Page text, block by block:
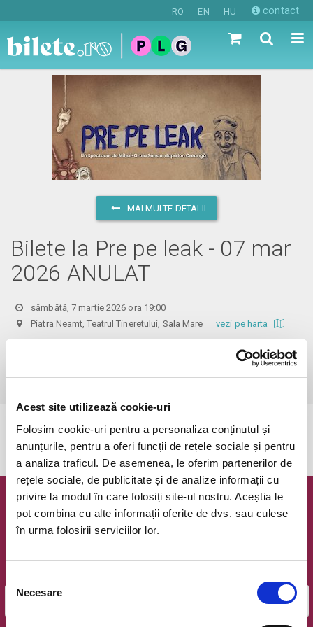
Acest site utilizează cookie-uri
Folosim cookie-uri pentru a personaliza conținutul și
anunțurile, pentru a oferi funcții de rețele sociale și pentru
a analiza traficul. De asemenea, le oferim partenerilor de
rețele sociale, de publicitate și de analize informații cu
privire la modul în care folosiți site-ul nostru. Aceștia le
pot combina cu alte informații oferite de dvs. sau culese
în urma folosirii serviciilor lor.
consimțământului
Necesare
RO EN HU contact
MAI MULTE DETALII
Bilete la Pre pe leak - 07 mar
2026 ANULAT
sâmbătă, 7 martie 2026 ora 19:00
Piatra Neamt, Teatrul Tineretului, Sala Marevezi pe harta
Biletele cu reducere se pot achiziționa doar la Agenția teatrală, pe baza
documentelor justificative: carnet de elev/student, cupon de pensie.
Evenimentul a expirat.
Newsletter @ Bilete.ro